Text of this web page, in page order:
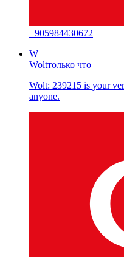
+905984430672
W
Woltтолько что
Wolt: 239215 is your
anyone.